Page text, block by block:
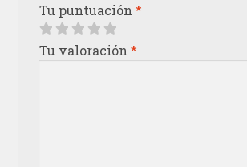
Tu puntuación *
Tu valoración *